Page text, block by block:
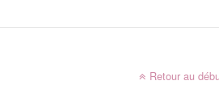
Retour au